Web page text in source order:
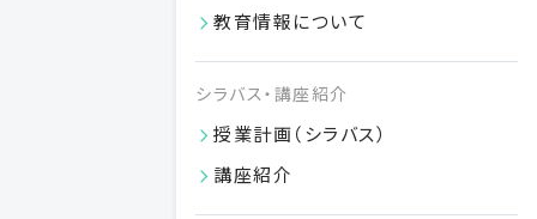
教育情報について
シラバス・講座紹介
授業計画（シラバス）
講座紹介
低5年とし、在学期間は11年を超えることができません。な
ある3年を超える場合には退学となります。